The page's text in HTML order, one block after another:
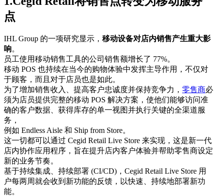
点
IHL Group 的一项研究显示， 移动设备对店内销售产生重大影
响。
员工使用移动销售工具的公司销售额增长了 77%。
移动 POS 也持续在当今的购物体验中发挥主导作用，不仅对
于顾客，而且对于店员也是如此。
为了增加销售收入、提高客户忠诚度并保持竞争力， 零售商必
须为店员提供完整的移动 POS 解决方案，使他们能够访问准
确的客户数据、获得库存的单一视图并执行关键的全渠道服
务，
例如 Endless Aisle 和 Ship from Store。
这一切都可以通过 Cegid Retail Live Store 来实现，这是新一代
店内协作应用程序，旨在提升店内客户体验并帮助零售商设定
新的业务节奏。
基于持续集成、持续部署 (CI/CD)，Cegid Retail Live Store 用
户每两周就会收到新功能的反馈，以快速、持续地部署新功
能。